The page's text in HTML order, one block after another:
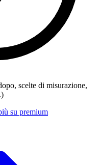
scelte di misurazione,
su premium